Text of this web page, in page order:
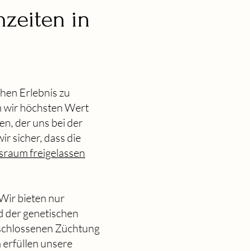
in
Erlebnis zu
wir höchsten Wert
der uns bei der
sicher, dass die
freigelassen
bieten nur
der genetischen
Züchtung
erfüllen unsere